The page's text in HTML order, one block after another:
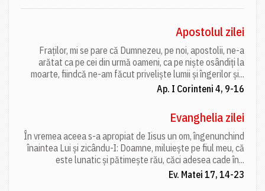
Apostolul zilei
Fraților, mi se pare că Dumnezeu, pe noi, apostolii, ne-a
arătat ca pe cei din urmă oameni, ca pe niște osândiți la
moarte, fiindcă ne-am făcut priveliște lumii și îngerilor și...
Ap. I Corinteni 4, 9-16
Evanghelia zilei
În vremea aceea s-a apropiat de Iisus un om, îngenunchind
înaintea Lui și zicându-I: Doamne, miluiește pe fiul meu, că
este lunatic și pătimește rău, căci adesea cade în...
Ev. Matei 17, 14-23